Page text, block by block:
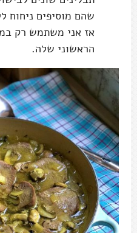
שהם מוסיפים ניחוח
אז אני משתמש רק
הראשוני שלה.